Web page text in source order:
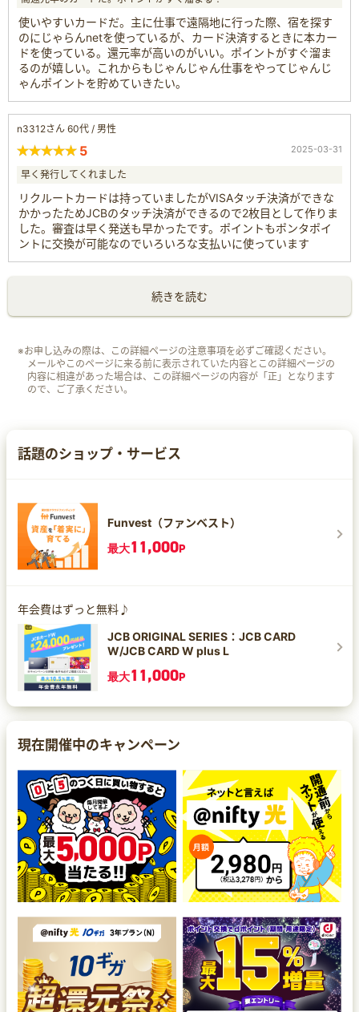
使いやすいカードだ。主に仕事で遠隔地に行った際、宿を探す
のにじゃらんnetを使っているが、カード決済するときに本カー
ドを使っている。還元率が高いのがいい。ポイントがすぐ溜ま
るのが嬉しい。これからもじゃんじゃん仕事をやってじゃんじ
ゃんポイントを貯めていきたい。
n3312さん 60代 / 男性
5 2025-03-31
早く発行してくれました
リクルートカードは持っていましたがVISAタッチ決済ができな
かかったためJCBのタッチ決済ができるので2枚目として作りま
した。審査は早く発送も早かったです。ポイントもポンタポイ
ントに交換が可能なのでいろいろな支払いに使っています
続きを読む
※お申し込みの際は、この詳細ページの注意事項を必ずご確認ください。
メールやこのページに来る前に表示されていた内容とこの詳細ページの
内容に相違があった場合は、この詳細ページの内容が「正」となります
ので、ご了承ください。
話題のショップ・サービス
Funvest（ファンベスト）
最大11,000P
年会費はずっと無料♪
JCB ORIGINAL SERIES：JCB CARD
W/JCB CARD W plus L
最大11,000P
現在開催中のキャンペーン